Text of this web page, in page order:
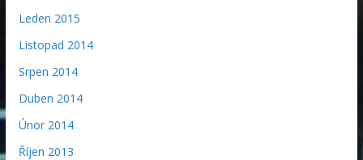
Leden 2015
Listopad 2014
Srpen 2014
Duben 2014
Únor 2014
Říjen 2013